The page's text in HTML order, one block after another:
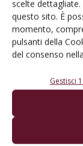
scelte
questo sito. È
momento,
pulsanti della
del consenso
Gestisci